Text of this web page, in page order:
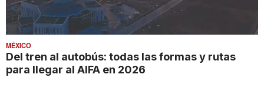
MÉXICO
Del tren al autobús: todas las formas y rutas
para llegar al AIFA en 2026